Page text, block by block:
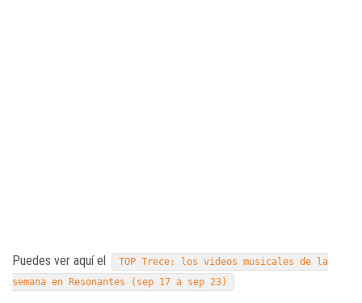
Puedes ver aquí el
TOP Trece: los videos musicales de la
semana en Resonantes (sep 17 a sep 23)